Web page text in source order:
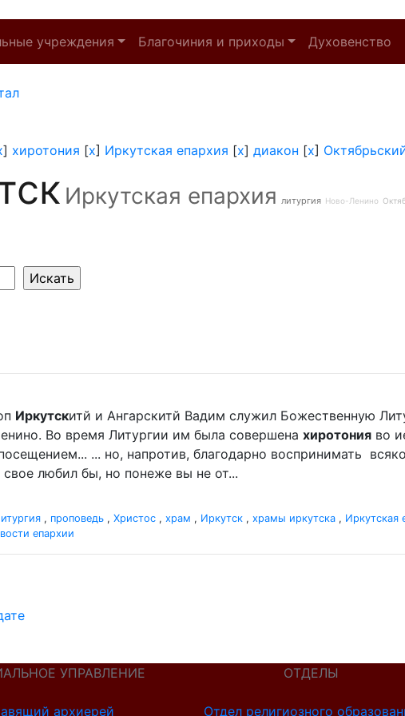
учреждения Благочиния и приходы Духовенство
] хиротония [x] Иркутская епархия [x] диакон [x]
Иркутская епархия литургия Ново-Ленино
Иркутскитй и Ангарскитй Вадим служил Божественную
Во время Литургии им была совершена хиротония во
... но, напротив, благодарно воспринимать
любил бы, но понеже вы не от...
, проповедь , Христос , храм , Иркутск , храмы иркутска , Иркутская
епархии
УПРАВЛЕНИЕ
архиерей
ОТДЕЛЫ
Отдел религиозного